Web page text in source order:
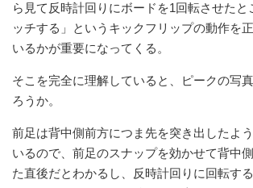
ら見て反時計回りにボードを1回転させたと
ッチする」というキックフリップの動作を
いるかが重要になってくる。
そこを完全に理解していると、ピークの写
ろうか。
前足は背中側前方につま先を突き出したよ
いるので、前足のスナップを効かせて背中
た直後だとわかるし、反時計回りに回転す